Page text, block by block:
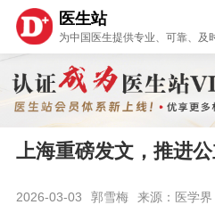
医生站
为中国医生提供专业、可靠、及
上海重磅发文，推进
2026-03-03 郭雪梅 来源：医学界